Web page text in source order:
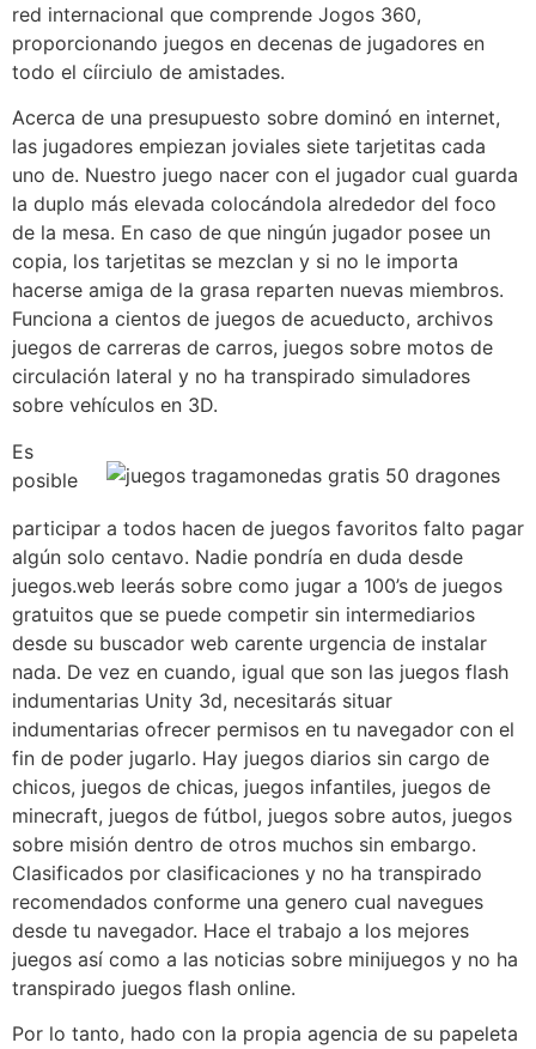
red internacional que comprende Jogos 360,
proporcionando juegos en decenas de jugadores en
todo el cí­irciulo de amistades.
Acerca de una presupuesto sobre dominó en internet,
las jugadores empiezan joviales siete tarjetitas cada
uno de. Nuestro juego nacer con el jugador cual guarda
la duplo más elevada colocándola alrededor del foco
de la mesa. En caso de que ningún jugador posee un
copia, los tarjetitas se mezclan y si no le importa
hacerse amiga de la grasa reparten nuevas miembros.
Funciona a cientos de juegos de acueducto, archivos
juegos de carreras de carros, juegos sobre motos de
circulación lateral y no ha transpirado simuladores
sobre vehículos en 3D.
Es
posible
participar a todos hacen de juegos favoritos falto pagar
algún solo centavo. Nadie pondrí­a en duda desde
juegos.web leerás sobre como jugar a 100’s de juegos
gratuitos que se puede competir sin intermediarios
desde su buscador web carente urgencia de instalar
nada. De vez en cuando, igual que son las juegos flash
indumentarias Unity 3d, necesitarás situar
indumentarias ofrecer permisos en tu navegador con el
fin de poder jugarlo. Hay juegos diarios sin cargo de
chicos, juegos de chicas, juegos infantiles, juegos de
minecraft, juegos de fútbol, juegos sobre autos, juegos
sobre misión dentro de otros muchos sin embargo.
Clasificados por clasificaciones y no ha transpirado
recomendados conforme una genero cual navegues
desde tu navegador. Hace el trabajo a los mejores
juegos así­ como a las noticias sobre minijuegos y no ha
transpirado juegos flash online.
Por lo tanto, hado con la propia agencia de su papeleta